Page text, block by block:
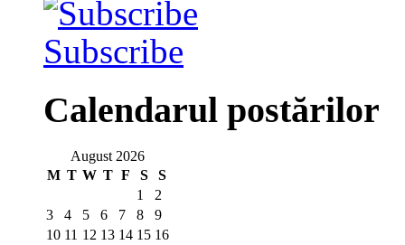
Subscribe
Calendarul postărilor
August 2026
M T W T F S
S
1
2
3
4 5 6 7 8
9
10 11 12 13 14 15 16